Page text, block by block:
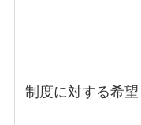
制度に対する希望